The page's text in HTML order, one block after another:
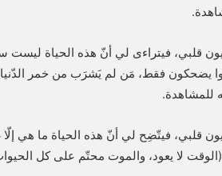
قلبي، فيتراءى لي أنّ هذه الحياة
يضحكون فقط، مَن لم يَشرَب من خمر الدّنيا
للمشاهدة.
قلبي، فيتّضِح لي أنّ هذه الحياة ما هي
لا يعود، والموت محتّم على كل